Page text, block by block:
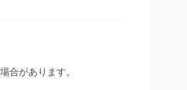
合があります。